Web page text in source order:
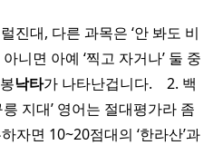
진대, 다른 과목은 ‘안 봐도 비
아니면 아예 ‘찍고 자거나’ 둘 중
낙타가 나타난겁니다. ​ ​ ​ 2. 백
지대’ 영어는 절대평가라 좀
자면 10~20점대의 ‘한라산’과